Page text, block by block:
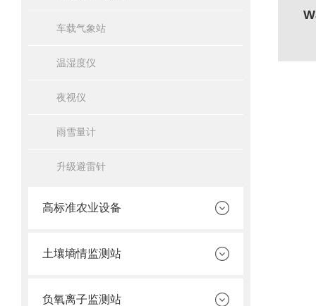
车载气象站
温湿度仪
夜视仪
雨雪量计
升级避雷针
高标准农业设备
土壤墒情监测站
负氧离子监测站